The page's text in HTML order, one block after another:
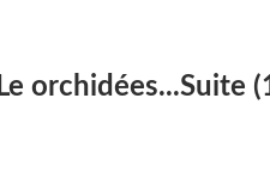
Le orchidées...Suite